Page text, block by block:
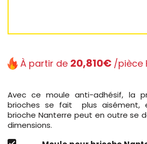
À partir de 20,810€ /pièce
Avec ce moule anti-adhésif, la
brioches se fait
plus
brioche Nanterre peut en outre se
dimensions.